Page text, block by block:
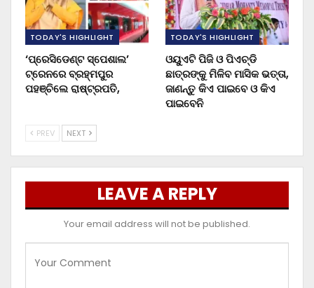
TODAY'S HIGHLIGHT
‘ପ୍ରେସିଡେଣ୍ଟ ସ୍ପେଶାଲ’
ଟ୍ରେନରେ ବ୍ରହ୍ମପୁର
ପହଞ୍ଚିଲେ ରାଷ୍ଟ୍ରପତି,
TODAY'S HIGHLIGHT
ଓୟୁଏଟି ପିଜି ଓ ପିଏଚ୍‌ଡି
ଛାତ୍ରଙ୍କୁ ମିଳିବ ମାସିକ ଭତ୍ତା,
ଜାଣନ୍ତୁ କିଏ ପାଇବେ ଓ କିଏ
ପାଇବେନି
PREV NEXT
LEAVE A REPLY
Your email address will not be published.